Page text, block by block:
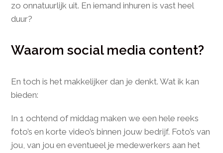
zo onnatuurlijk uit. En iemand inhuren is vast heel
duur?
Waarom social media content?
En toch is het makkelijker dan je denkt. Wat ik kan
bieden:
In 1 ochtend of middag maken we een hele reeks
foto’s en korte video’s binnen jouw bedrijf. Foto’s van
jou, van jou en eventueel je medewerkers aan het